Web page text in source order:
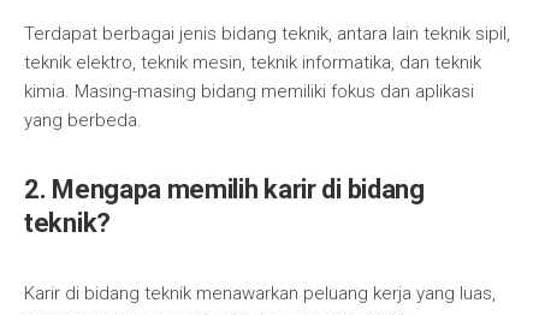
Terdapat berbagai jenis bidang teknik, antara lain teknik sipil,
teknik elektro, teknik mesin, teknik informatika, dan teknik
kimia. Masing-masing bidang memiliki fokus dan aplikasi
yang berbeda.
2. Mengapa memilih karir di bidang
teknik?
Karir di bidang teknik menawarkan peluang kerja yang luas,